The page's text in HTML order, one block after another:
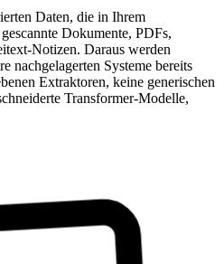
Daten, die in Ihrem
Dokumente, PDFs,
Notizen. Daraus werden
nachgelagerten Systeme bereits
Extraktoren, keine generischen
Transformer-Modelle,